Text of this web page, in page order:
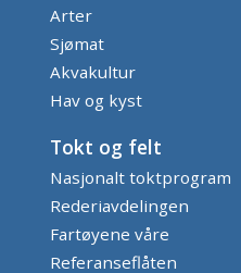
Arter
Sjømat
Akvakultur
Hav og kyst
Tokt og felt
Nasjonalt toktprogram
Rederiavdelingen
Fartøyene våre
Referanseflåten